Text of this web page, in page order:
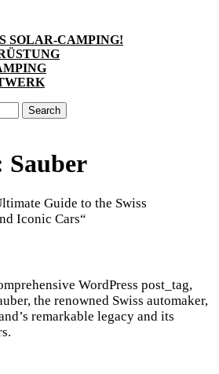
SOLAR-CAMPING!
Sauber
Guide to the Swiss
Iconic Cars“
WordPress post_tag,
the renowned Swiss automaker,
remarkable legacy and its